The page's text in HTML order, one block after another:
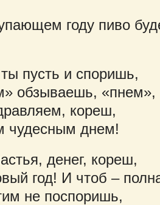
году пиво
пусть и споришь,
обзываешь, «пнем»,
кореш,
чудесным днем!
денег, кореш,
год! И чтоб –
не поспоришь,